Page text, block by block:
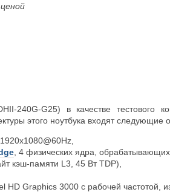
G25) в качестве тестового
этого ноутбука входят
, 4 физических ядра,
кэш-памяти L3, 45 Вт TDP),
Graphics 3000 с рабочей частотой,